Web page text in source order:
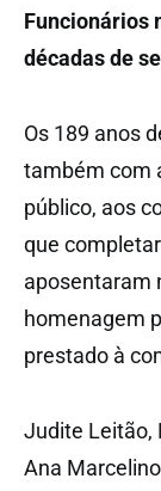
Funcionários
décadas de
Os 189 anos
também com
público, aos
que
aposentaram
homenagem
prestado à
Judite Leitão,
Ana